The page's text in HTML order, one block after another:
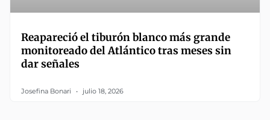
Reapareció el tiburón blanco más grande
monitoreado del Atlántico tras meses sin
dar señales
Josefina Bonari julio 18, 2026